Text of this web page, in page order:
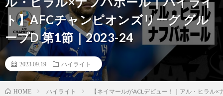
ト】AFCチャンピオンズリーグ グル
ープD 第1節｜2023-24
2023.09.19 ハイライト
HOME ハイライト 【ネイマールがACLデビュー！｜アル・ヒラル